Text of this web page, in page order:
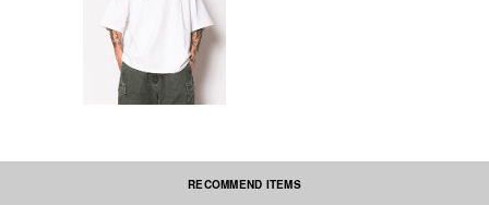
RECOMMEND ITEMS